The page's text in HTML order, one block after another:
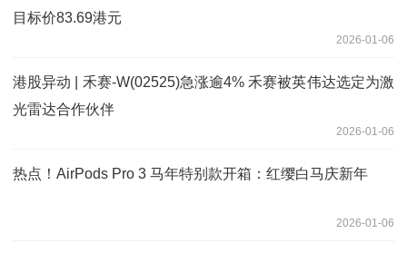
目标价83.69港元
2026-01-06
港股异动 | 禾赛-W(02525)急涨逾4% 禾赛被英伟达选定为激
光雷达合作伙伴
2026-01-06
热点！AirPods Pro 3 马年特别款开箱：红缨白马庆新年
2026-01-06